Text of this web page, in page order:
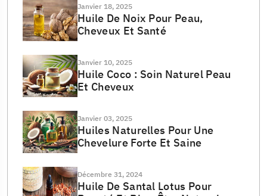
Janvier 18, 2025
Huile De Noix Pour Peau,
Cheveux Et Santé
Janvier 10, 2025
Huile Coco : Soin Naturel Peau
Et Cheveux
Janvier 03, 2025
Huiles Naturelles Pour Une
Chevelure Forte Et Saine
Décembre 31, 2024
Huile De Santal Lotus Pour